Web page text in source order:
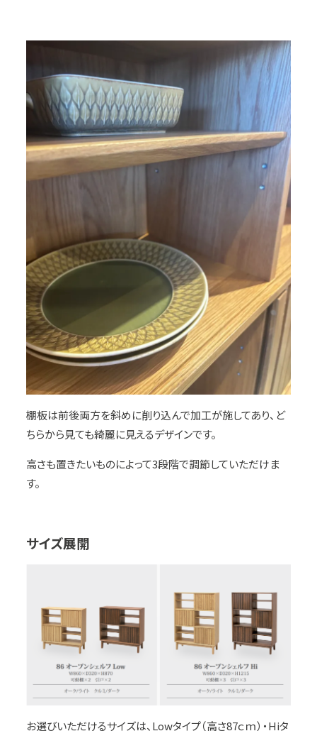
棚板は前後両方を斜めに削り込んで加工が施してあり、ど
ちらから見ても綺麗に見えるデザインです。
高さも置きたいものによって3段階で調節していただけま
す。
サイズ展開
お選びいただけるサイズは、Lowタイプ（高さ87ｃｍ）・Hiタ